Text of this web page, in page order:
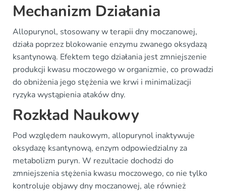
Mechanizm Działania
Allopurynol, stosowany w terapii dny moczanowej,
działa poprzez blokowanie enzymu zwanego oksydazą
ksantynową. Efektem tego działania jest zmniejszenie
produkcji kwasu moczowego w organizmie, co prowadzi
do obniżenia jego stężenia we krwi i minimalizacji
ryzyka wystąpienia ataków dny.
Rozkład Naukowy
Pod względem naukowym, allopurynol inaktywuje
oksydazę ksantynową, enzym odpowiedzialny za
metabolizm puryn. W rezultacie dochodzi do
zmniejszenia stężenia kwasu moczowego, co nie tylko
kontroluje objawy dny moczanowej, ale również